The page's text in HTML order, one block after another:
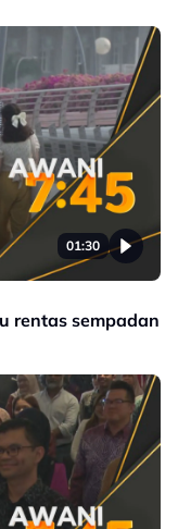
01:30
rentas sempadan